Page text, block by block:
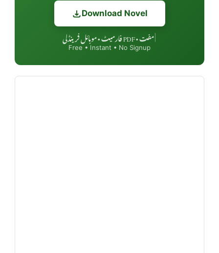
Download Novel
مفت • PDF فارمیٹ • موبائل فرینڈلی
Free • Instant • No Signup